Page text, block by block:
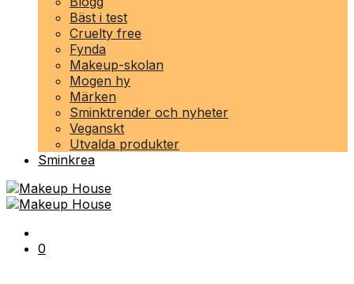
Bäst i test
Cruelty free
Fynda
Makeup-skolan
Mogen hy
Märken
Sminktrender och nyheter
Veganskt
Utvalda produkter
Sminkrea
0